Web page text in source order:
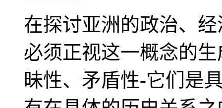
在探讨亚洲的政治、
必须正视这一概念的
昧性、矛盾性-它们是